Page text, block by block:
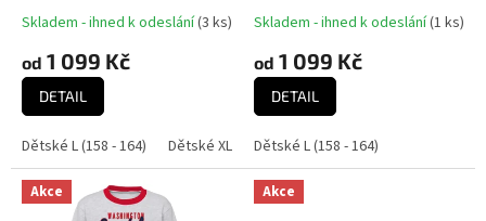
Skladem - ihned k odeslání(3 ks)
od 1 099 Kč
DETAIL
Dětské L (158 - 164) Dětské XL (170 - 176)
Skladem - ihned k odeslání(1 ks)
od 1 099 Kč
DETAIL
Dětské L (158 - 164)
Akce Akce